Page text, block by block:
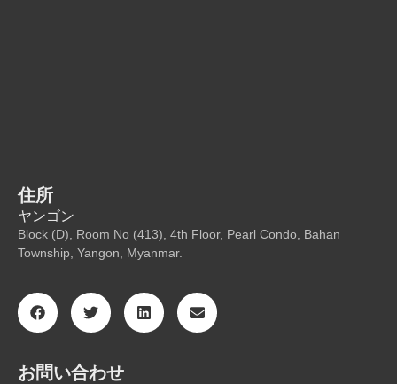
住所
ヤンゴン
Block (D), Room No (413), 4th Floor, Pearl Condo, Bahan
Township, Yangon, Myanmar.
お問い合わせ